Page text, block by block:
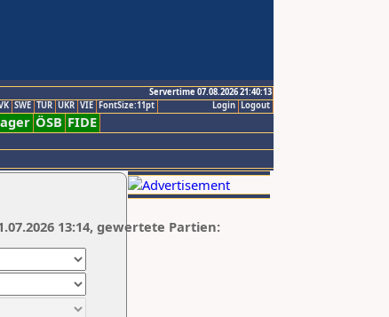
Servertime 07.08.2026 21:40:13
Logout
Login
SWE TUR UKR VIE FontSize:11pt
ÖSB FIDE
13:14, gewertete Partien: